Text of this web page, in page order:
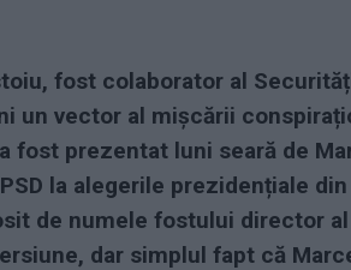
fost colaborator al
un vector al mișcării
fost prezentat luni seară de
la alegerile prezidențiale
de numele fostului director
dar simplul fapt că